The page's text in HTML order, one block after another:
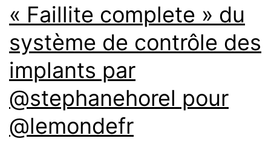
« Faillite complete » du
système de contrôle des
implants par
@stephanehorel pour
@lemondefr